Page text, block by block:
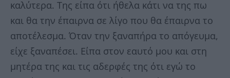
καλύτερα. Της είπα ότι ήθελα κάτι να της πω
και θα την έπαιρνα σε λίγο που θα έπαιρνα το
αποτέλεσμα. Όταν την ξαναπήρα το απόγευμα,
είχε ξαναπέσει. Είπα στον εαυτό μου και στη
μητέρα της και τις αδερφές της ότι εγώ το